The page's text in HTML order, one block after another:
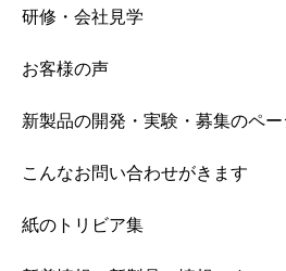
研修・会社見学
お客様の声
新製品の開発・実験・募集のペー
こんなお問い合わせがきます
紙のトリビア集